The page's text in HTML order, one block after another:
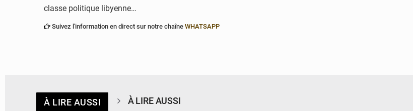
classe politique libyenne…
Suivez l'information en direct sur notre chaîne WHATSAPP
À LIRE AUSSI À LIRE AUSSI